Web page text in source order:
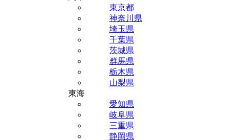
東京都
神奈川県
埼玉県
千葉県
茨城県
群馬県
栃木県
山梨県
東海
愛知県
岐阜県
三重県
静岡県